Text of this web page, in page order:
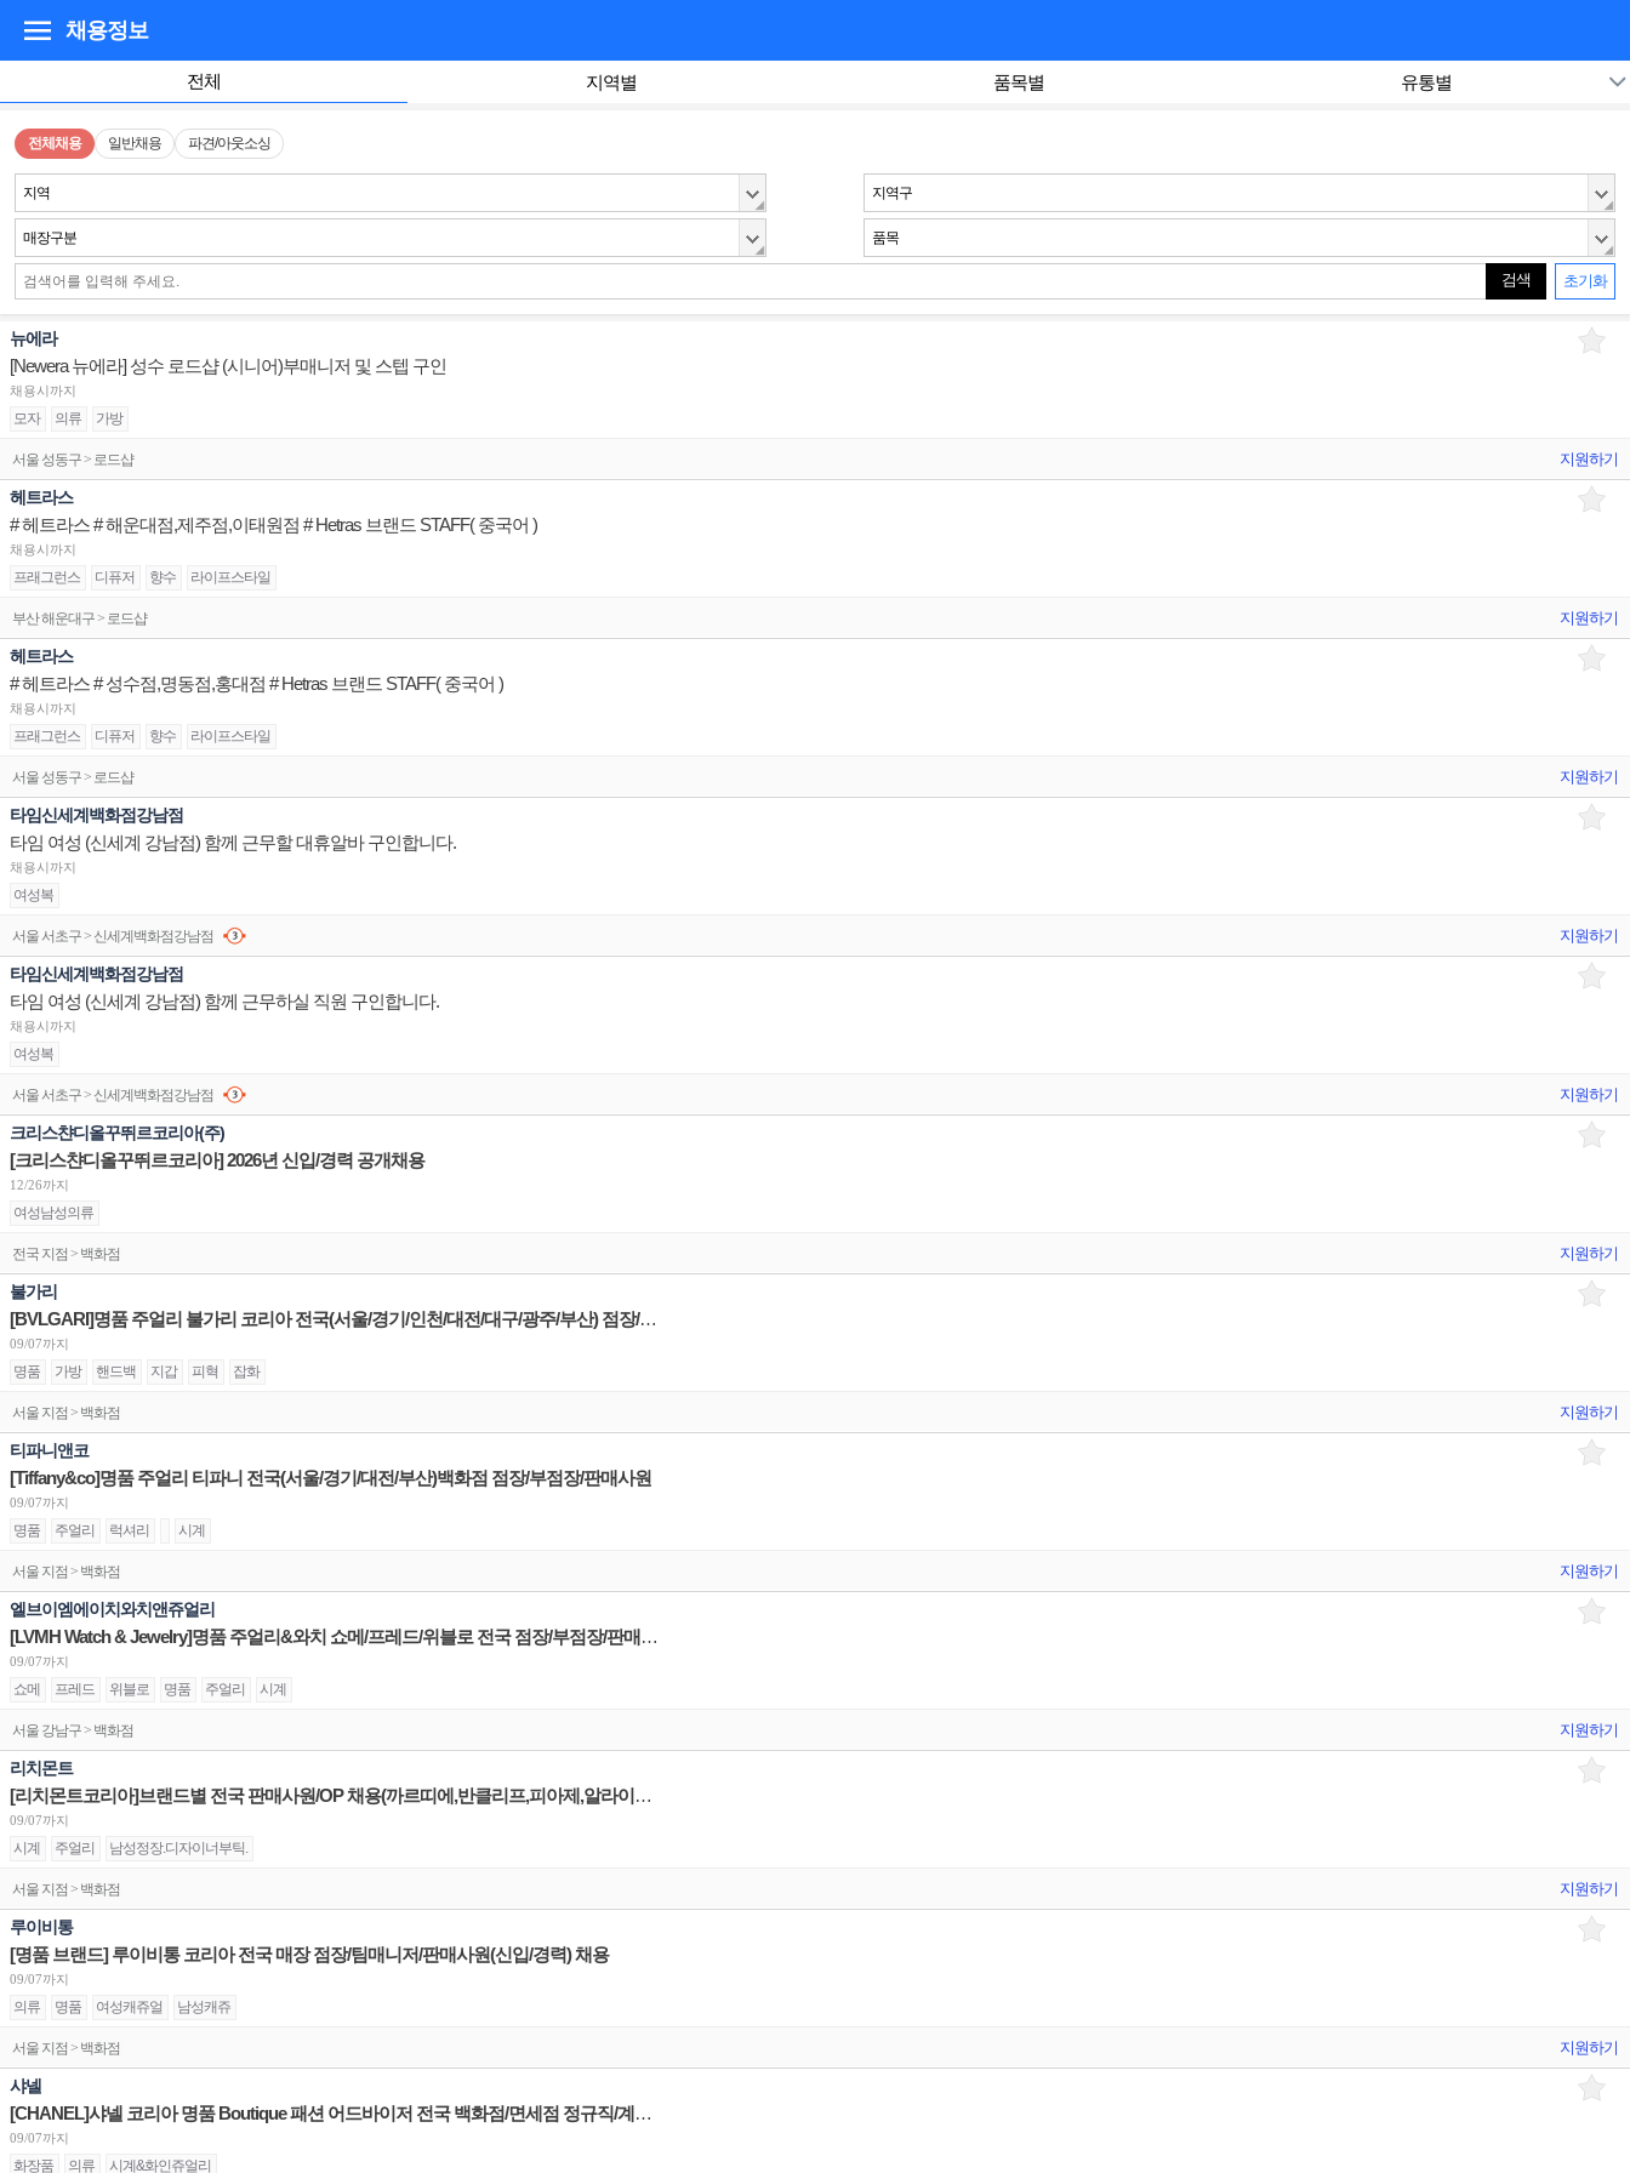
채용정보
전체 지역별 품목별 유통별
전체채용 일반채용 파견/아웃소싱
지역 지역구
매장구분 품목
검색 초기화
뉴에라
[Newera 뉴에라] 성수 로드샵 (시니어)부매니저 및 스텝 구인
채용시까지
모자 의류 가방
서울 성동구 > 로드샵 지원하기
헤트라스
# 헤트라스 # 해운대점,제주점,이태원점 # Hetras 브랜드 STAFF( 중국어 )
채용시까지
프래그런스 디퓨저 향수 라이프스타일
부산 해운대구 > 로드샵 지원하기
헤트라스
# 헤트라스 # 성수점,명동점,홍대점 # Hetras 브랜드 STAFF( 중국어 )
채용시까지
프래그런스 디퓨저 향수 라이프스타일
서울 성동구 > 로드샵 지원하기
타임신세계백화점강남점
타임 여성 (신세계 강남점) 함께 근무할 대휴알바 구인합니다.
채용시까지
여성복
서울 서초구 > 신세계백화점강남점 지원하기
타임신세계백화점강남점
타임 여성 (신세계 강남점) 함께 근무하실 직원 구인합니다.
채용시까지
여성복
서울 서초구 > 신세계백화점강남점 지원하기
크리스챤디올꾸뛰르코리아(주)
[크리스챤디올꾸뛰르코리아] 2026년 신입/경력 공개채용
12/26까지
여성남성의류
전국 지점 > 백화점 지원하기
불가리
[BVLGARI]명품 주얼리 불가리 코리아 전국(서울/경기/인천/대전/대구/광주/부산) 점장/부점장/판매사원
09/07까지
명품 가방 핸드백 지갑 피혁 잡화
서울 지점 > 백화점 지원하기
티파니앤코
[Tiffany&co]명품 주얼리 티파니 전국(서울/경기/대전/부산)백화점 점장/부점장/판매사원
09/07까지
명품 주얼리 럭셔리 시계
서울 지점 > 백화점 지원하기
엘브이엠에이치와치앤쥬얼리
[LVMH Watch & Jewelry]명품 주얼리&와치 쇼메/프레드/위블로 전국 점장/부점장/판매사원 채용
09/07까지
쇼메 프레드 위블로 명품 주얼리 시계
서울 강남구 > 백화점 지원하기
리치몬트
[리치몬트코리아]브랜드별 전국 판매사원/OP 채용(까르띠에,반클리프,피아제,알라이아,끌로에,몽블랑,델보 등)
09/07까지
시계 주얼리 남성정장.디자이너부틱.
서울 지점 > 백화점 지원하기
루이비통
[명품 브랜드] 루이비통 코리아 전국 매장 점장/팀매니저/판매사원(신입/경력) 채용
09/07까지
의류 명품 여성캐쥬얼 남성캐쥬
서울 지점 > 백화점 지원하기
샤넬
[CHANEL]샤넬 코리아 명품 Boutique 패션 어드바이저 전국 백화점/면세점 정규직/계약직 채용
09/07까지
화장품 의류 시계&화인쥬얼리